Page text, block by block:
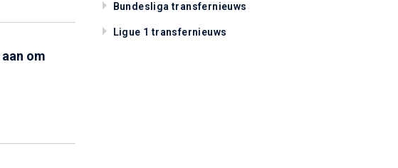
om
Bundesliga transfernieuws
Ligue 1 transfernieuws